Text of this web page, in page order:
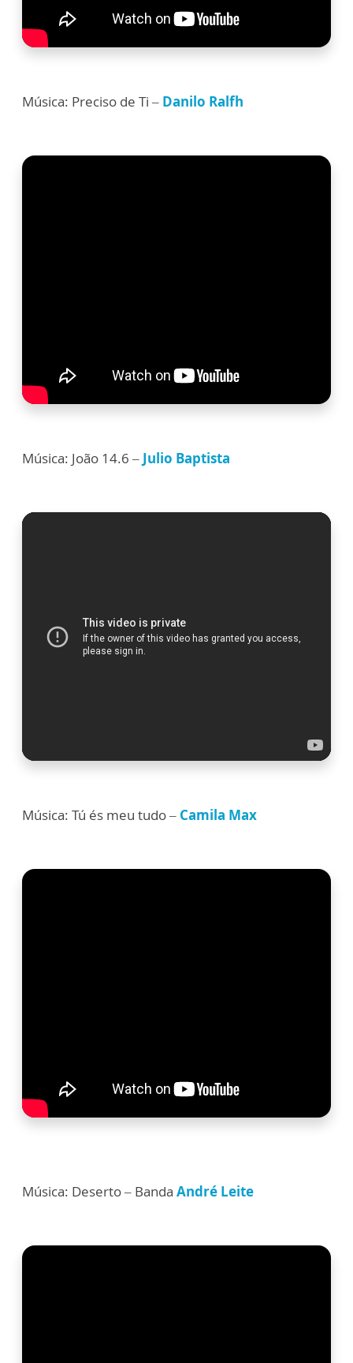
Música: Preciso de Ti – Danilo Ralfh
Música: João 14.6 – Julio Baptista
Música: Tú és meu tudo – Camila Max
Música: Deserto – Banda André Leite